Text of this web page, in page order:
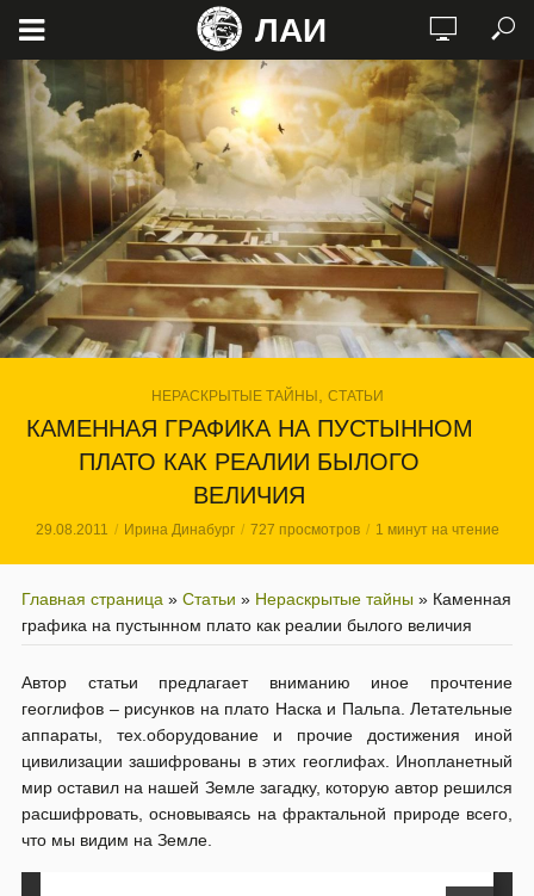
ЛАИ
НЕРАСКРЫТЫЕ ТАЙНЫ СТАТЬИ
КАМЕННАЯ ГРАФИКА НА ПУСТЫННОМ
ПЛАТО КАК РЕАЛИИ БЫЛОГО
ВЕЛИЧИЯ
29.08.2011 Ирина Динабург 727 просмотров 1 минут на чтение
Главная страница » Статьи » Нераскрытые тайны » Каменная
графика на пустынном плато как реалии былого величия
Автор статьи предлагает вниманию иное прочтение
геоглифов – рисунков на плато Наска и Пальпа. Летательные
аппараты, тех.оборудование и прочие достижения иной
цивилизации зашифрованы в этих геоглифах. Инопланетный
мир оставил на нашей Земле загадку, которую автор решился
расшифровать, основываясь на фрактальной природе всего,
что мы видим на Земле.